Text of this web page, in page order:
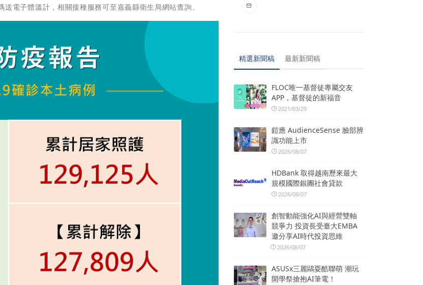
電子體溫計，相關接種服務可至嘉義縣衛生局網站查詢。
精選新聞稿 最新新聞稿
FLOC唯一基督徒專屬交友
APP，基督徒的新福音
2021/03/29
鎧應 AudienceSense 臉部辨
識功能上市
2026/08/07
HDBank 取得越南歷來最大
規模國際銀團社會貸款
2026/08/07
創智動能強化AI與經營雙軸
競爭力 投資長受臺大EMBA
邀分享AI時代投資思維
2026/08/07
ASUSx三麗鷗耍酷聯萌 潮玩
開學祭搶抱AI筆電！